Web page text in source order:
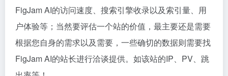
FigJam AI的访问速度、搜索引擎收录以及索引量、用
户体验等；当然要评估一个站的价值，最主要还是需要
根据您自身的需求以及需要，一些确切的数据则需要找
FigJam AI的站长进行洽谈提供。如该站的IP、PV、跳